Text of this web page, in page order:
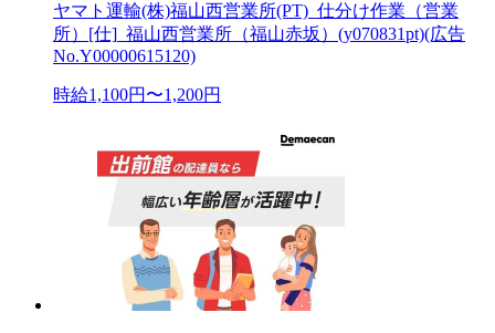
ヤマト運輸(株)福山西営業所(PT)_仕分け作業（営業
所）[仕]_福山西営業所（福山赤坂）(y070831pt)(広告
No.Y00000615120)
時給1,100円〜1,200円